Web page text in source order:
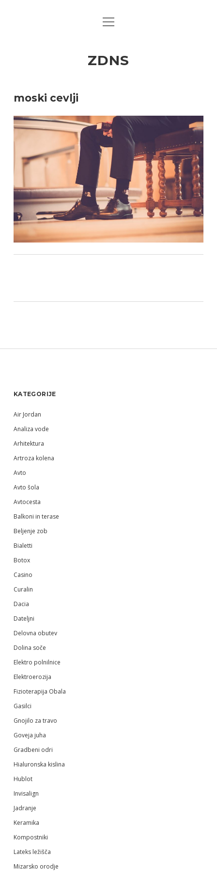
open
ZDNS
moski cevlji
KATEGORIJE
Air Jordan
Analiza vode
Arhitektura
Artroza kolena
Avto
Avto šola
Avtocesta
Balkoni in terase
Beljenje zob
Bialetti
Botox
Casino
Curalin
Dacia
Dateljni
Delovna obutev
Dolina soče
Elektro polnilnice
Elektroerozija
Fizioterapija Obala
Gasilci
Gnojilo za travo
Goveja juha
Gradbeni odri
Hialuronska kislina
Hublot
Invisalign
Jadranje
Keramika
Kompostniki
Lateks ležišča
Mizarsko orodje